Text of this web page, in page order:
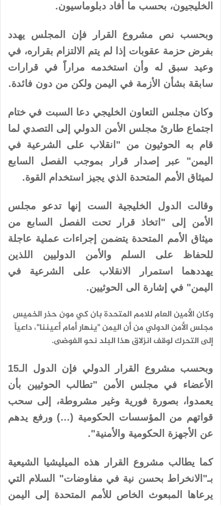
الخليجيون، بحسب ما أفاد دبلوماسيون.
وبحسب نص مشروع القرار فإن المجلس يهدد
بفرض حزمة عقوبات إذا لم يتم الالتزام بقراره، في
وعيد سبق له وأن استخدمه مراراً في قرارات
سابقة بشأن الأزمة في اليمن ولكن من دون فائدة.
وكان مجلس التعاون الخليجي دعا السبت في ختام
اجتماع طارئ مجلس الأمن الدولي إلى التصدي لما
قام به الحوثيون من "انقلاب على الشرعية في
اليمن" عبر إصدار قرار بموجب الفصل السابع
لميثاق الأمم المتحدة الذي يجيز استخدام القوة.
وقالت الدول الخليجية الست إنها تدعو مجلس
الأمن إلى "اتخاذ قرار تحت الفصل السابع من
ميثاق الأمم المتحدة يتضمن إجراءات عملية عاجلة
للحفاظ على السلم والأمن الدوليين اللذين
يهددهما استمرار الانقلاب على الشرعية في
اليمن" في إشارة الى الحوثيين.
وكان الأمين العام للامم المتحدة بان كي مون حذر الخميس
مجلس الأمن الدولي من أن اليمن "ينهار أمام أعيننا"، داعياً
إلى التحرك لوقف انزلاق هذا البلد نحو الفوضى.
وبحسب مشروع القرار الدولي فإن الدول الـ15
الأعضاء في مجلس الأمن "تطالب الحوثيين بأن
يعمدوا، بصورة فورية وغير مشروطة، إلى سحب
قواتهم من المؤسسات الحكومية (…) ورفع يدهم
عن الأجهزة الحكومية والأمنية".
كما يطالب مشروع القرار هذه الميليشيا الشيعية
بـ"الانخراط بحسن نية في مفاوضات" السلام التي
يرعاها المبعوث الخاص للأمم المتحدة إلى اليمن